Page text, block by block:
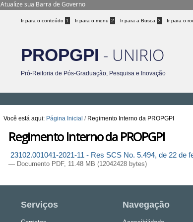
Atualize sua Barra de Governo
Ir para o conteúdo 1 Ir para o menu 2 Ir para a Busca 3 Ir para o
PROPGPI - UNIRIO
Pró-Reitoria de Pós-Graduação, Pesquisa e Inovação
Você está aqui: Página Inicial / Regimento Interno da PROPGPI
Regimento Interno da PROPGPI
23102.001041-2021-11 - Res SCS No. 5.494, de 22
— Documento PDF, 11.48 MB (12042428 bytes)
Serviços Navegação